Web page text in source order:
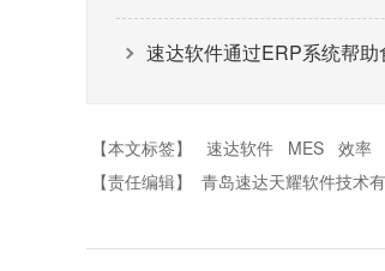
速达软件通过ERP系统帮
【本文标签】 速达软件 MES 效率
【责任编辑】
青岛速达天耀软件技术